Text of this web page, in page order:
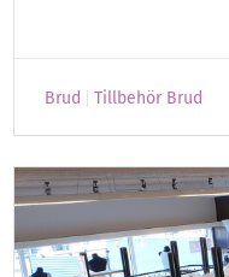
Brud Tillbehör Brud